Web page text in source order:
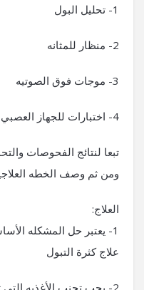
1- تحليل البول
2- منظار للمثانه
3- موجات فوق الصوتيه
4- اختبارات للجهاز العصبي
تبعا لنتائج الفحوصات
ومن ثم وصف الخطه
العلاج:
1- يعتبر حل المشكله
علاج كثرة التبول
2- يجب تجنب الأغذيه